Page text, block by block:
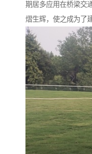
期居多应用在桥梁交
熠生辉，使之成为了